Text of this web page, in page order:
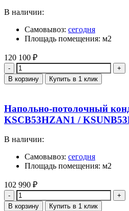
В наличии:
Самовывоз: сегодня
Площадь помещения: м2
120 100 ₽
Количество
В корзину Купить в 1 клик
Напольно-потолочный
KSCB53HZAN1 /
В наличии:
Самовывоз: сегодня
Площадь помещения: м2
102 990 ₽
Количество
В корзину Купить в 1 клик